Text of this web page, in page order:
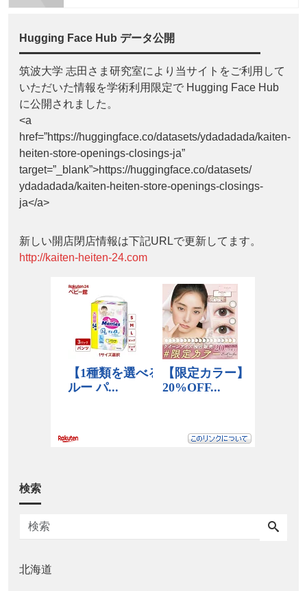
Hugging Face Hub データ公開
筑波大学 志田さま研究室により当サイトをご利用して
いただいた情報を学術利用限定で Hugging Face Hub
に公開されました。
<a
href=”https://huggingface.co/datasets/ydadadada/kaiten-
heiten-store-openings-closings-ja”
target=”_blank”>https://huggingface.co/datasets/
ydadadada/kaiten-heiten-store-openings-closings-
ja</a>
新しい開店閉店情報は下記URLで更新してます。
http://kaiten-heiten-24.com
検索
北海道